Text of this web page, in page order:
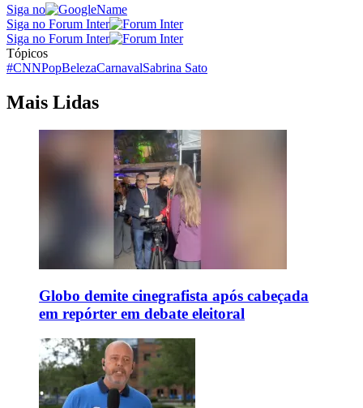
Siga no
Siga no Forum Inter
Siga no Forum Inter
Tópicos
#CNNPopBelezaCarnavalSabrina Sato
Mais Lidas
Globo demite cinegrafista após cabeçada
em repórter em debate eleitoral